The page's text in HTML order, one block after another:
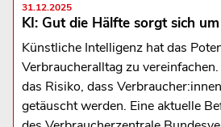
31.12.2025
KI: Gut die Hälfte sorgt sich
Künstliche Intelligenz hat das
Verbraucheralltag zu
das Risiko, dass
getäuscht werden. Eine aktuelle